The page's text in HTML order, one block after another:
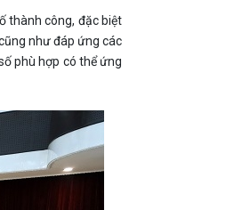
thành công, đặc biệt
như đáp ứng các
phù hợp có thể ứng